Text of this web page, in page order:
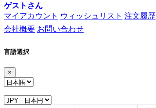
ゲストさん
マイアカウント ウィッシュリスト 注文履歴
会社概要 お問い合わせ
言語選択
×